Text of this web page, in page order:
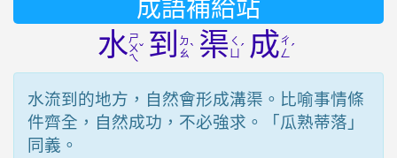
水ㄕ
ㄨ
ㄟ
ˇ 到 ㄉ
ㄠˋ 渠 ㄑ
ㄩ ˊ 成ㄔ
ㄥˊ
水流到的地方，自然會形成溝渠。比喻事情條
件齊全，自然成功，不必強求。「瓜熟蒂落」
同義。